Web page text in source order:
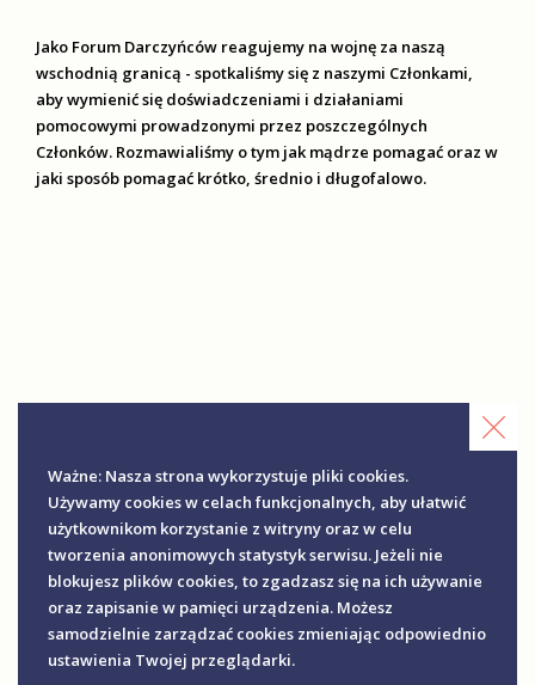
Jako Forum Darczyńców reagujemy na wojnę za naszą
wschodnią granicą - spotkaliśmy się z naszymi Członkami,
aby wymienić się doświadczeniami i działaniami
pomocowymi prowadzonymi przez poszczególnych
Członków. Rozmawialiśmy o tym jak mądrze pomagać oraz w
jaki sposób pomagać krótko, średnio i długofalowo.
Ważne: Nasza strona wykorzystuje pliki cookies.
Używamy cookies w celach funkcjonalnych, aby ułatwić
użytkownikom korzystanie z witryny oraz w celu
tworzenia anonimowych statystyk serwisu. Jeżeli nie
blokujesz plików cookies, to zgadzasz się na ich używanie
oraz zapisanie w pamięci urządzenia. Możesz
samodzielnie zarządzać cookies zmieniając odpowiednio
ustawienia Twojej przeglądarki.